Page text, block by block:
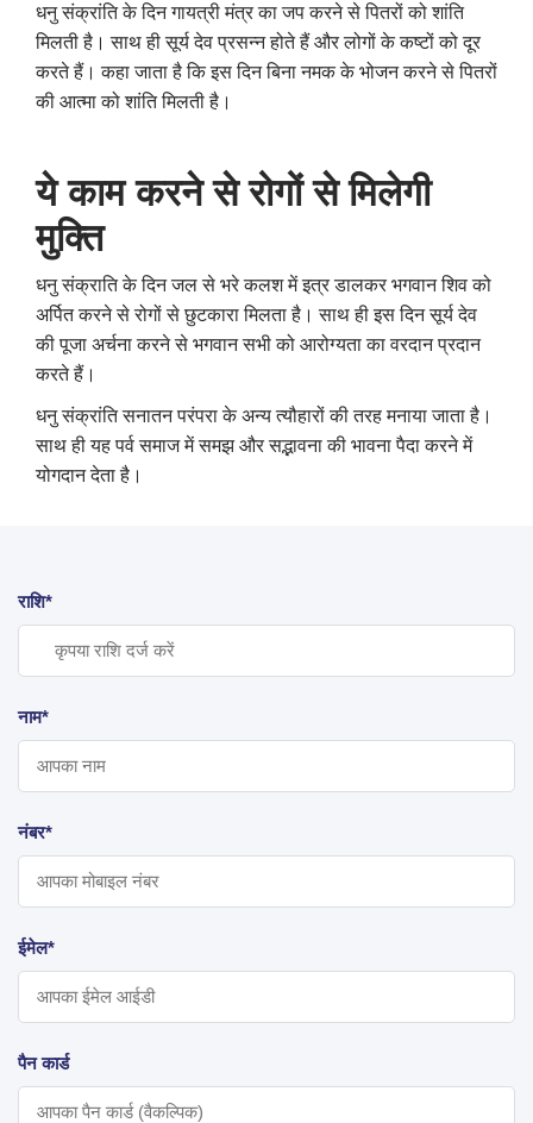
धनु संक्रांति के दिन गायत्री मंत्र का जप करने से पितरों को शांति
मिलती है। साथ ही सूर्य देव प्रसन्न होते हैं और लोगों के कष्टों को दूर
करते हैं। कहा जाता है कि इस दिन बिना नमक के भोजन करने से पितरों
की आत्मा को शांति मिलती है।
ये काम करने से रोगों से मिलेगी
मुक्ति
धनु संक्राति के दिन जल से भरे कलश में इत्र डालकर भगवान शिव को
अर्पित करने से रोगों से छुटकारा मिलता है। साथ ही इस दिन सूर्य देव
की पूजा अर्चना करने से भगवान सभी को आरोग्यता का वरदान प्रदान
करते हैं।
धनु संक्रांति सनातन परंपरा के अन्य त्यौहारों की तरह मनाया जाता है।
साथ ही यह पर्व समाज में समझ और सद्भावना की भावना पैदा करने में
योगदान देता है।
राशि*
नाम*
नंबर*
ईमेल*
पैन कार्ड